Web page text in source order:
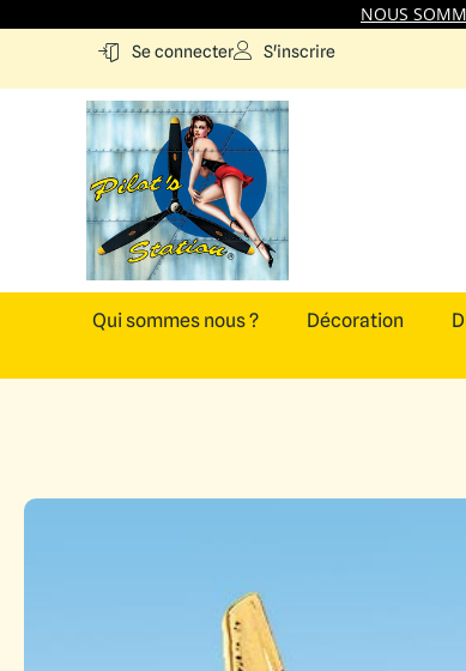
NOUS
Se connecter S'inscrire
Qui sommes nous ? Décoration